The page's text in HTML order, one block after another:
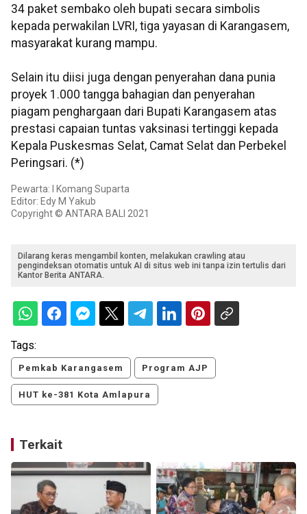
34 paket sembako oleh bupati secara simbolis
kepada perwakilan LVRI, tiga yayasan di Karangasem,
masyarakat kurang mampu.
Selain itu diisi juga dengan penyerahan dana punia
proyek 1.000 tangga bahagian dan penyerahan
piagam penghargaan dari Bupati Karangasem atas
prestasi capaian tuntas vaksinasi tertinggi kepada
Kepala Puskesmas Selat, Camat Selat dan Perbekel
Peringsari. (*)
Pewarta: I Komang Suparta
Editor: Edy M Yakub
Copyright © ANTARA BALI 2021
Dilarang keras mengambil konten, melakukan crawling atau
pengindeksan otomatis untuk AI di situs web ini tanpa izin tertulis dari
Kantor Berita ANTARA.
Tags:
Pemkab Karangasem Program AJP
HUT ke-381 Kota Amlapura
Terkait